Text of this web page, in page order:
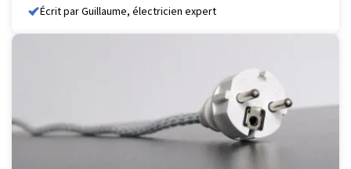
Écrit par Guillaume, électricien expert